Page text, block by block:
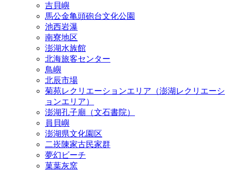
吉貝嶼
馬公金亀頭砲台文化公園
池西岩瀑
南寮地区
澎湖水族館
北海旅客センター
鳥嶼
北辰市場
菊苑レクリエーションエリア（澎湖レクリエーシ
ョンエリア）
澎湖孔子廟（文石書院）
員貝嶼
澎湖県文化園区
二崁陳家古民家群
夢幻ビーチ
菓葉灰窯